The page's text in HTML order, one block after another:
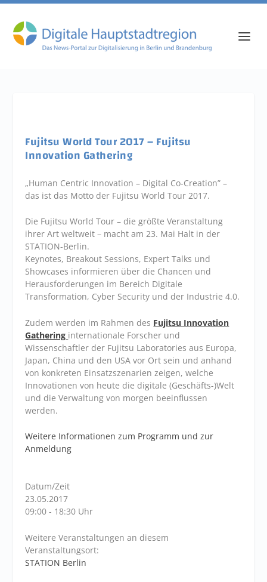
Fujitsu World Tour 2017 – Fujitsu
Innovation Gathering
„Human Centric Innovation – Digital Co-Creation” –
das ist das Motto der Fujitsu World Tour 2017.
Die Fujitsu World Tour – die größte Veranstaltung
ihrer Art weltweit – macht am 23. Mai Halt in der
STATION-Berlin.
Keynotes, Breakout Sessions, Expert Talks und
Showcases informieren über die Chancen und
Herausforderungen im Bereich Digitale
Transformation, Cyber Security und der Industrie 4.0.
Zudem werden im Rahmen des Fujitsu Innovation
Gathering internationale Forscher und
Wissenschaftler der Fujitsu Laboratories aus Europa,
Japan, China und den USA vor Ort sein und anhand
von konkreten Einsatzszenarien zeigen, welche
Innovationen von heute die digitale (Geschäfts-)Welt
und die Verwaltung von morgen beeinflussen
werden.
Weitere Informationen zum Programm und zur
Anmeldung
Datum/Zeit
23.05.2017
09:00 - 18:30 Uhr
Weitere Veranstaltungen an diesem
Veranstaltungsort:
STATION Berlin